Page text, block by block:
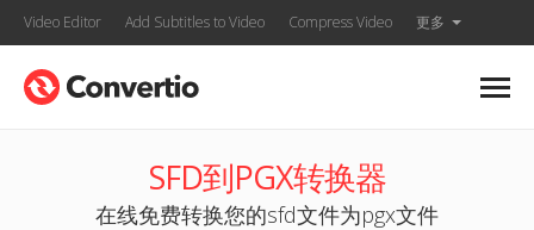
Video Editor Add Subtitles to Video Compress Video 更多
SFD到PGX转换器
在线免费转换您的sfd文件为pgx文件